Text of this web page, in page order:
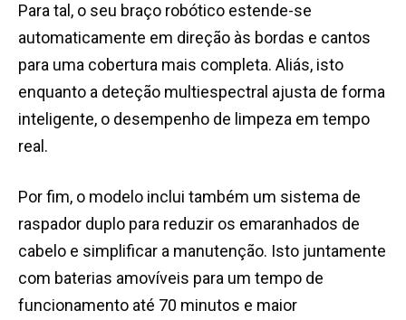
Para tal, o seu braço robótico estende-se
automaticamente em direção às bordas e cantos
para uma cobertura mais completa. Aliás, isto
enquanto a deteção multiespectral ajusta de forma
inteligente, o desempenho de limpeza em tempo
real.
Por fim, o modelo inclui também um sistema de
raspador duplo para reduzir os emaranhados de
cabelo e simplificar a manutenção. Isto juntamente
com baterias amovíveis para um tempo de
funcionamento até 70 minutos e maior